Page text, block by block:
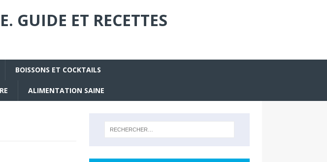
ET RECETTES
BOISSONS ET COCKTAILS
ALIMENTATION SAINE